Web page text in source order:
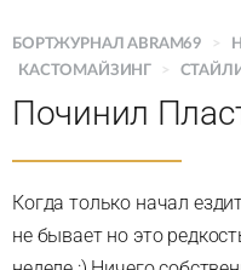
БОРТЖУРНАЛ ABRAM69 >
КАСТОМАЙЗИНГ
>
Починил
Когда только начал
не бывает но это